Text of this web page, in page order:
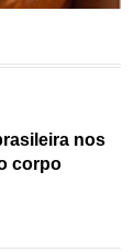
nos
corpo